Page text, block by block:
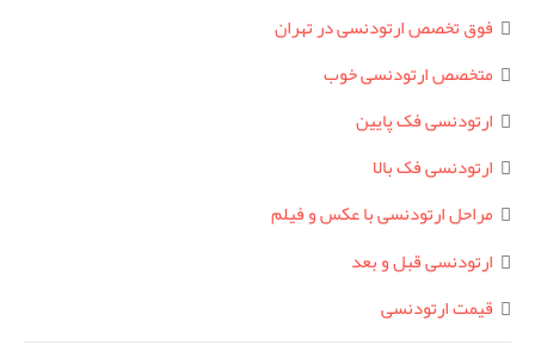
فوق تخصص ارتودنسی در تهران
متخصص ارتودنسی خوب
ارتودنسی فک پایین
ارتودنسی فک بالا
مراحل ارتودنسی با عکس و فیلم
ارتودنسی قبل و بعد
قیمت ارتودنسی